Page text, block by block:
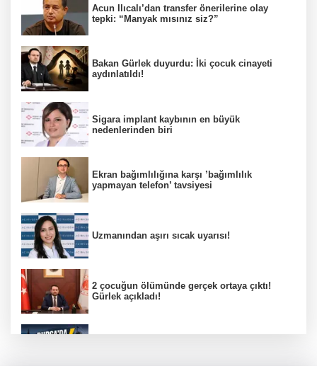
Acun Ilıcalı’dan transfer önerilerine olay
tepki: “Manyak mısınız siz?”
Bakan Gürlek duyurdu: İki çocuk cinayeti
aydınlatıldı!
Sigara implant kaybının en büyük
nedenlerinden biri
Ekran bağımlılığına karşı ’bağımlılık
yapmayan telefon’ tavsiyesi
Uzmanından aşırı sıcak uyarısı!
2 çocuğun ölümünde gerçek ortaya çıktı!
Gürlek açıkladı!